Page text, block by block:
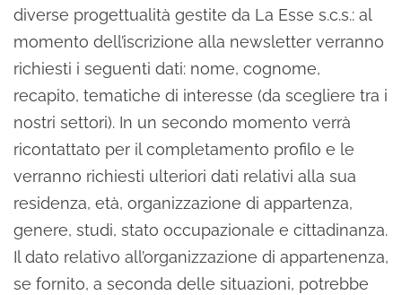
diverse progettualità gestite da La Esse s.c.s.: al
momento dell’iscrizione alla newsletter verranno
richiesti i seguenti dati: nome, cognome,
recapito, tematiche di interesse (da scegliere tra i
nostri settori). In un secondo momento verrà
ricontattato per il completamento profilo e le
verranno richiesti ulteriori dati relativi alla sua
residenza, età, organizzazione di appartenza,
genere, studi, stato occupazionale e cittadinanza.
Il dato relativo all’organizzazione di appartenenza,
se fornito, a seconda delle situazioni, potrebbe